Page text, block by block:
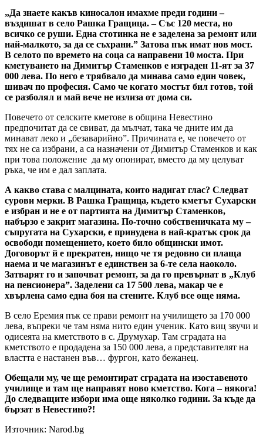
„Да знаете какъв киносалон имахме преди години –
въздишат в село Рашка Гращица. – Със 120 места, но
всичко се руши. Една стотинка не е заделена за ремонт или
най-малкото, за да се съхрани.” Затова пък имат нов мост.
В селото по времето на соца са направени 10 моста. При
кметуването на Димитър Стаменков е изграден 11-ят за 37
000 лева. По него е трябвало да минава само един човек,
шивач по професия. Само че когато мостът бил готов, той
се разболял и май вече не излиза от дома си.
Повечето от селските кметове в община Невестино
предпочитат да се свиват, да мълчат, така че дните им да
минават леко и „безаварийно”. Причината е, че повечето от
тях не са избрани, а са назначени от Димитър Стаменков и как
при това положение да му опонират, вместо да му целуват
ръка, че им е дал заплата.
А какво става с малцината, които надигат глас? Следват
сурови мерки. В Рашка Гращица, където кметът Сухарски
е избран и не е от партията на Димитър Стаменков,
набързо е закрит магазина. По-точно собственичката му –
съпругата на Сухарски, е принудена в най-кратък срок да
освободи помещението, което било общински имот.
Договорът й е прекратен, нищо че тя редовно си плаща
наема и че магазинът е единствен за 6-те села наоколо.
Затварят го и започват ремонт, за да го превърнат в „Клуб
на пенсионера”. Заделени са 17 500 лева, макар че е
хвърлена само една боя на стените. Клуб все още няма.
В село Еремия пък се прави ремонт на училището за 170 000
лева, въпреки че там няма нито един ученик. Като виц звучи и
одисеята на кметството в с. Друмухар. Там сградата на
кметството е продадена за 150 000 лева, а представителят на
властта е настанен във… фургон, като бежанец.
Обещали му, че ще ремонтират сградата на изоставеното
училище и там ще направят ново кметство. Кога – някога!
До следващите избори има още няколко години. За къде да
бързат в Невестино?!
Източник: Narod.bg